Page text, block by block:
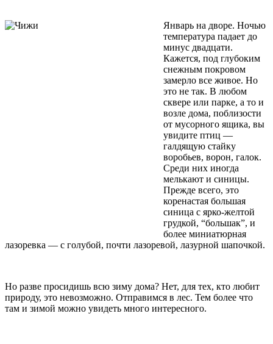
Январь на дворе. Ночью
температура падает до
минус двадцати.
Кажется, под глубоким
снежным покровом
замерло все живое. Но
это не так. В любом
сквере или парке, а то и
возле дома, поблизости
от мусорного ящика, вы
увидите птиц —
галдящую стайку
воробьев, ворон, галок.
Среди них иногда
мелькают и синицы.
Прежде всего, это
коренастая большая
синица с ярко-желтой
грудкой, “большак”, и
более миниатюрная
лазоревка — с голубой, почти лазоревой, лазурной шапочкой.
Но разве просидишь всю зиму дома? Нет, для тех, кто любит
природу, это невозможно. Отправимся в лес. Тем более что
там и зимой можно увидеть много интересного.